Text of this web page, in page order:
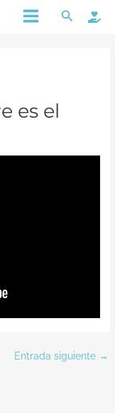
Main
Buscar
es el
Entrada siguiente →